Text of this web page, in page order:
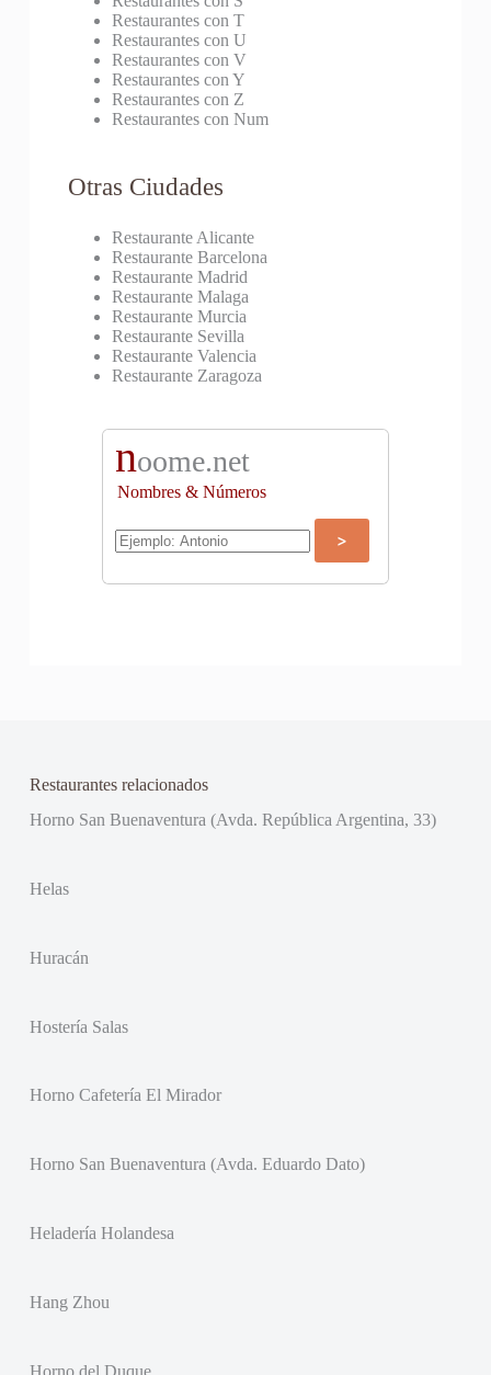
Restaurantes con T
Restaurantes con U
Restaurantes con V
Restaurantes con Y
Restaurantes con Z
Restaurantes con Num
Otras Ciudades
Restaurante Alicante
Restaurante Barcelona
Restaurante Madrid
Restaurante Malaga
Restaurante Murcia
Restaurante Sevilla
Restaurante Valencia
Restaurante Zaragoza
noome.net
Nombres & Números
Restaurantes relacionados
Horno San Buenaventura (Avda. República Argentina, 33)
Helas
Huracán
Hostería Salas
Horno Cafetería El Mirador
Horno San Buenaventura (Avda. Eduardo Dato)
Heladería Holandesa
Hang Zhou
Horno del Duque